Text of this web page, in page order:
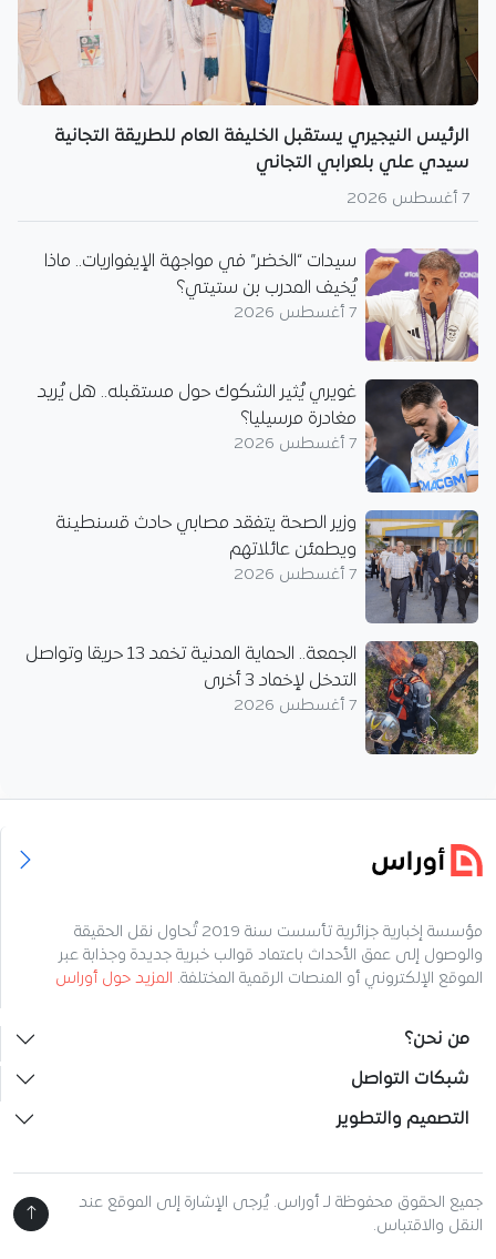
الرئيس النيجيري يستقبل الخليفة العام للطريقة التجانية
سيدي علي بلعرابي التجاني
7 أغسطس 2026
سيدات “الخضر” في مواجهة الإيفواريات.. ماذا
يُخيف المدرب بن ستيتي؟
7 أغسطس 2026
غويري يُثير الشكوك حول مستقبله.. هل يُريد
مغادرة مرسيليا؟
7 أغسطس 2026
وزير الصحة يتفقد مصابي حادث قسنطينة
ويطمئن عائلاتهم
7 أغسطس 2026
الجمعة.. الحماية المدنية تخمد 13 حريقا وتواصل
التدخل لإخماد 3 أخرى
7 أغسطس 2026
مؤسسة إخبارية جزائرية تأسست سنة 2019 تُحاول نقل الحقيقة
والوصول إلى عمق الأحداث باعتماد قوالب خبرية جديدة وجذابة عبر
الموقع الإلكتروني أو المنصات الرقمية المختلفة. المزيد حول أوراس
من نحن؟
شبكات التواصل
التصميم والتطوير
جميع الحقوق محفوظة لـ أوراس. يُرجى الإشارة إلى الموقع عند
النقل والاقتباس.